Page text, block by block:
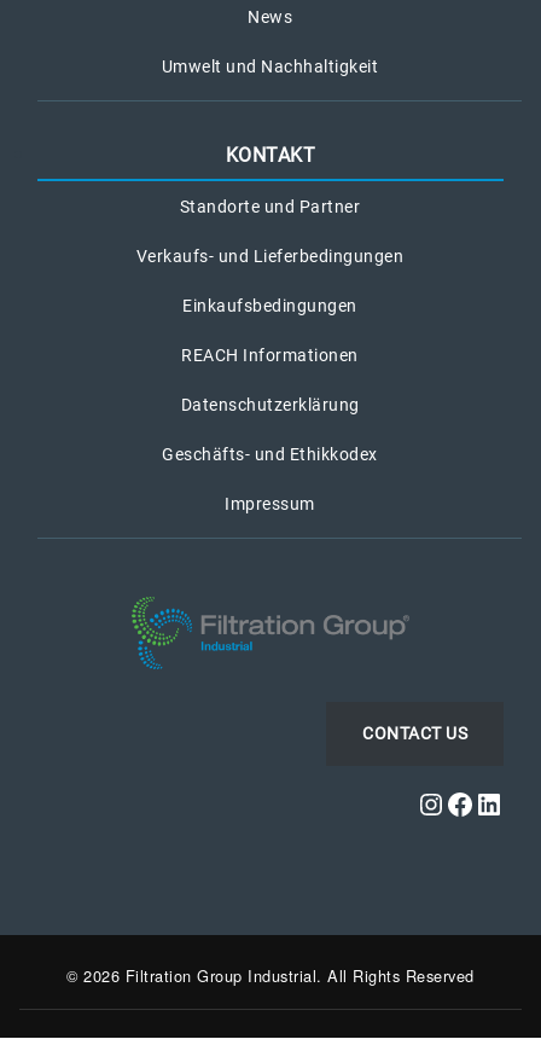
News
Umwelt und Nachhaltigkeit
KONTAKT
Standorte und Partner
Verkaufs- und Lieferbedingungen
Einkaufsbedingungen
REACH Informationen
Datenschutzerklärung
Geschäfts- und Ethikkodex
Impressum
CONTACT US
© 2026 Filtration Group Industrial. All Rights Reserved